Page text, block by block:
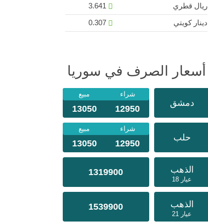
ريال قطري
دينار كويتي
أسعار الصرف في سوريا
دمشق
شراء مبيع
12950
13050
حلب
شراء مبيع
12950
13050
الذهب
عيار 18
1319900
الذهب
عيار 21
1539900